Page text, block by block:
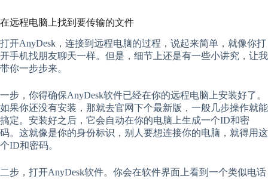
在远程电脑上找到要传输的文件
打开AnyDesk，连接到远程电脑的过程，说起来简单，就像你打
开手机找朋友聊天一样。但是，细节上还是有一些小讲究，让我
带你一步步来。
一步，你得确保AnyDesk软件已经在你的远程电脑上安装好了。
如果你还没有安装，那就去官网下个最新版，一般几步操作就能
搞定。安装好之后，它会自动在你的电脑上生成一个ID和密
码。这就像是你的身份标识，别人要想连接你的电脑，就得用这
个ID和密码。
二步，打开AnyDesk软件。你会在软件界面上看到一个类似电话